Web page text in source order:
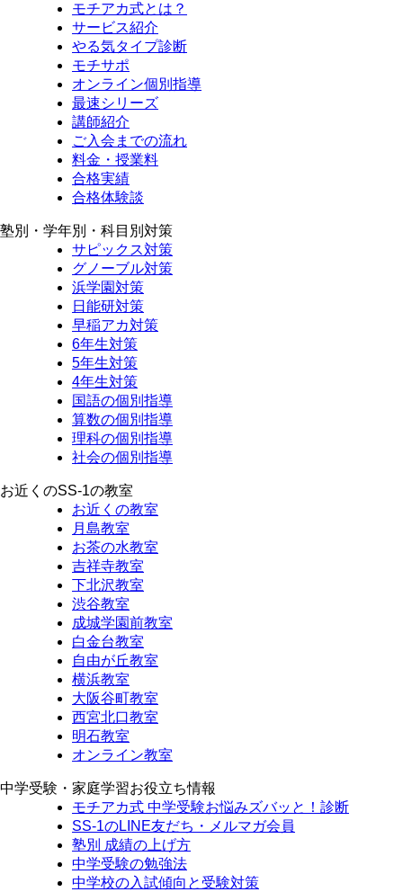
モチアカ式とは？
サービス紹介
やる気タイプ診断
モチサポ
オンライン個別指導
最速シリーズ
講師紹介
ご入会までの流れ
料金・授業料
合格実績
合格体験談
塾別・学年別・科目別対策
サピックス対策
グノーブル対策
浜学園対策
日能研対策
早稲アカ対策
6年生対策
5年生対策
4年生対策
国語の個別指導
算数の個別指導
理科の個別指導
社会の個別指導
お近くのSS-1の教室
お近くの教室
月島教室
お茶の水教室
吉祥寺教室
下北沢教室
渋谷教室
成城学園前教室
白金台教室
自由が丘教室
横浜教室
大阪谷町教室
西宮北口教室
明石教室
オンライン教室
中学受験・家庭学習お役立ち情報
モチアカ式 中学受験お悩みズバッと！診断
SS-1のLINE友だち・メルマガ会員
塾別 成績の上げ方
中学受験の勉強法
中学校の入試傾向と受験対策